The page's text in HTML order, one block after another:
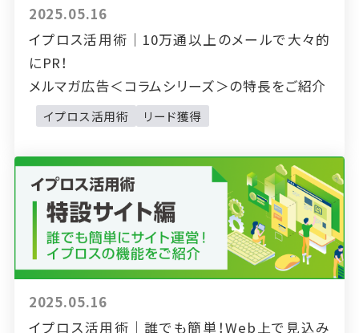
2025.05.16
イプロス活用術｜10万通以上のメールで大々的
にPR！
メルマガ広告＜コラムシリーズ＞の特長をご紹介
イプロス活用術 リード獲得
2025.05.16
イプロス活用術｜誰でも簡単！Web上で見込み